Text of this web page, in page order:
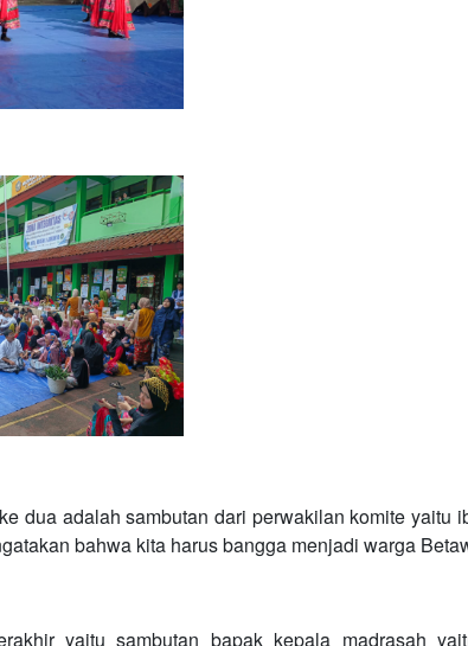
dua adalah sambutan dari perwakilan komite yaitu
bahwa kita harus bangga menjadi warga
yaitu sambutan bapak kepala madrasah